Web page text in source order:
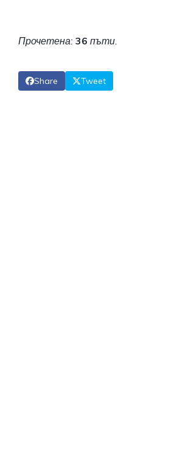
Прочетена: 36 пъти.
Share Tweet